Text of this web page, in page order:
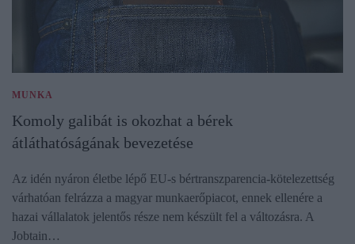
MUNKA
Komoly galibát is okozhat a bérek
átláthatóságának bevezetése
Az idén nyáron életbe lépő EU-s bértranszparencia-kötelezettség
várhatóan felrázza a magyar munkaerőpiacot, ennek ellenére a
hazai vállalatok jelentős része nem készült fel a változásra. A
Jobtain…